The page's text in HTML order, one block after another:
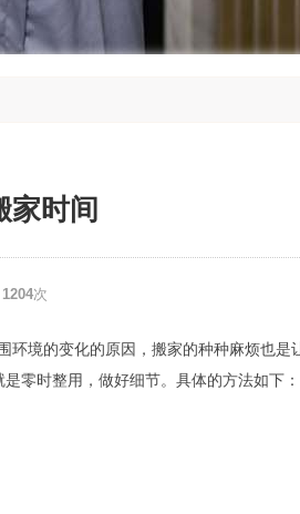
家时间
1204次
环境的变化的原因，搬家的种种麻烦也是
零时整用，做好细节。具体的方法如下：